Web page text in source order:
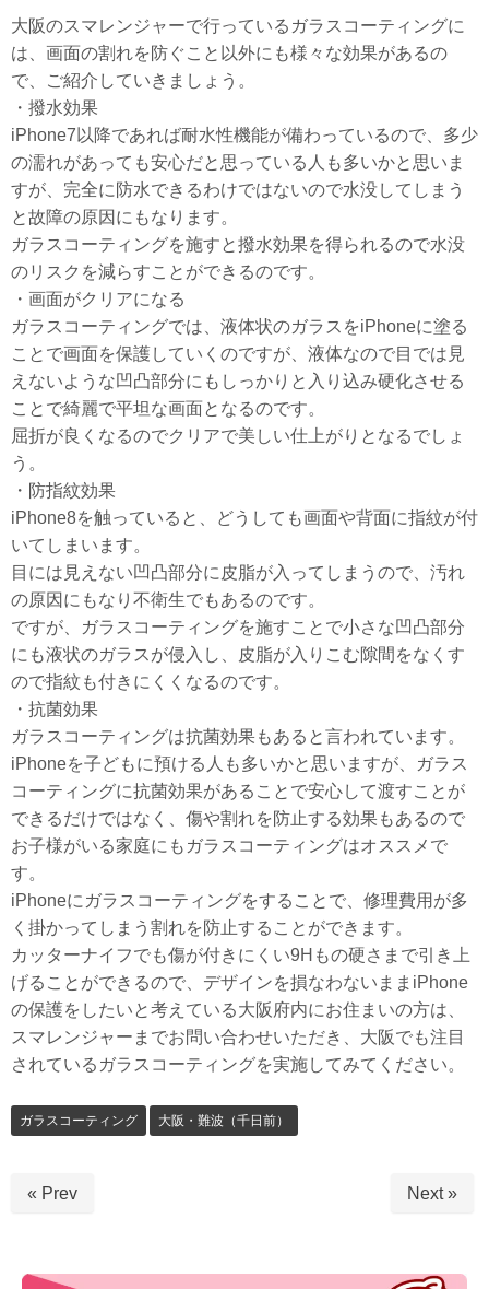
大阪のスマレンジャーで行っているガラスコーティングに
は、画面の割れを防ぐこと以外にも様々な効果があるの
で、ご紹介していきましょう。
・撥水効果
iPhone7以降であれば耐水性機能が備わっているので、多少
の濡れがあっても安心だと思っている人も多いかと思いま
すが、完全に防水できるわけではないので水没してしまう
と故障の原因にもなります。
ガラスコーティングを施すと撥水効果を得られるので水没
のリスクを減らすことができるのです。
・画面がクリアになる
ガラスコーティングでは、液体状のガラスをiPhoneに塗る
ことで画面を保護していくのですが、液体なので目では見
えないような凹凸部分にもしっかりと入り込み硬化させる
ことで綺麗で平坦な画面となるのです。
屈折が良くなるのでクリアで美しい仕上がりとなるでしょ
う。
・防指紋効果
iPhone8を触っていると、どうしても画面や背面に指紋が付
いてしまいます。
目には見えない凹凸部分に皮脂が入ってしまうので、汚れ
の原因にもなり不衛生でもあるのです。
ですが、ガラスコーティングを施すことで小さな凹凸部分
にも液状のガラスが侵入し、皮脂が入りこむ隙間をなくす
ので指紋も付きにくくなるのです。
・抗菌効果
ガラスコーティングは抗菌効果もあると言われています。
iPhoneを子どもに預ける人も多いかと思いますが、ガラス
コーティングに抗菌効果があることで安心して渡すことが
できるだけではなく、傷や割れを防止する効果もあるので
お子様がいる家庭にもガラスコーティングはオススメで
す。
iPhoneにガラスコーティングをすることで、修理費用が多
く掛かってしまう割れを防止することができます。
カッターナイフでも傷が付きにくい9Hもの硬さまで引き上
げることができるので、デザインを損なわないままiPhone
の保護をしたいと考えている大阪府内にお住まいの方は、
スマレンジャーまでお問い合わせいただき、大阪でも注目
されているガラスコーティングを実施してみてください。
ガラスコーティング 大阪・難波（千日前）
« Prev Next »